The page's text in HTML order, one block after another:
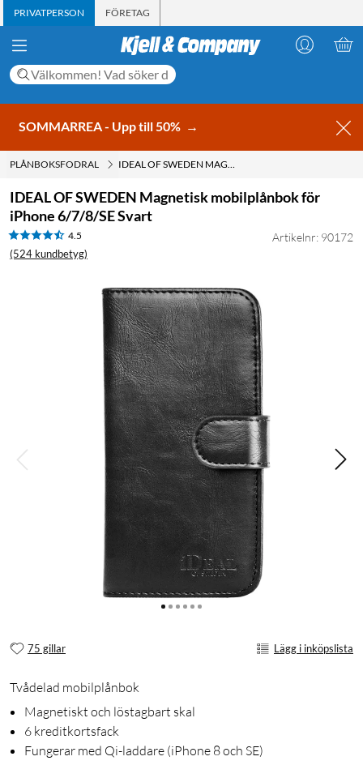
PRIVATPERSON FÖRETAG
SOMMARREA - Upp till 50% →
PLÅNBOKSFODRAL IDEAL OF SWEDEN MAGNETISK MOBILPLÅNBOK FÖR IPHONE 6/7/8/SE SVART
IDEAL OF SWEDEN Magnetisk mobilplånbok för
iPhone 6/7/8/SE Svart
4.5
(524 kundbetyg)
Artikelnr: 90172
75 gillar Lägg i inköpslista
Tvådelad mobilplånbok
Magnetiskt och löstagbart skal
6 kreditkortsfack
Fungerar med Qi-laddare (iPhone 8 och SE)